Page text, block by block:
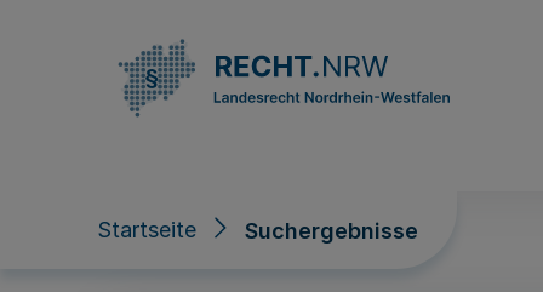
Startseite Suchergebnisse